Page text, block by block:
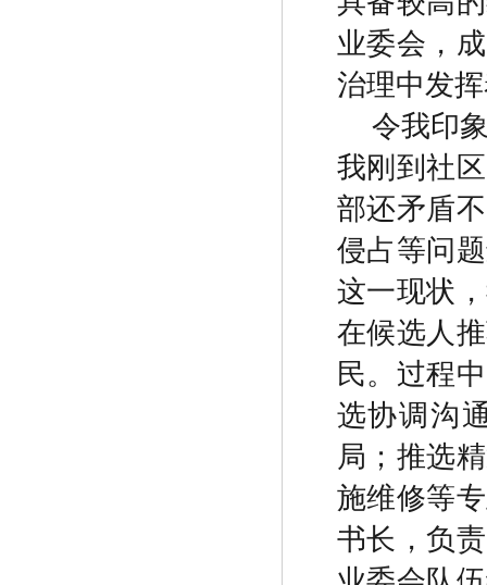
业委会，
治理中发
令我印
我刚到社
部还矛盾
侵占等问
这一现状
在候选人
民。过程
选协调沟
局；推选
施维修等
书长，负